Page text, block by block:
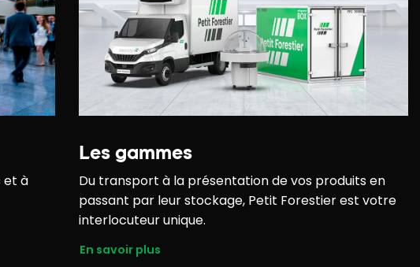
et à
Les gammes
Du transport à la présentation de vos produits en
passant par leur stockage, Petit Forestier est votre
interlocuteur unique.
En savoir plus